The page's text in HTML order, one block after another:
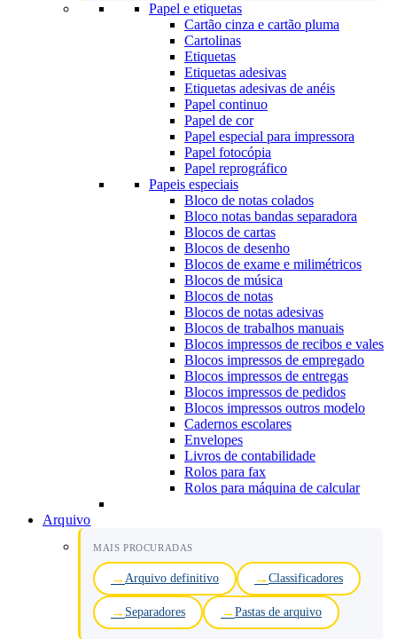
Papel e etiquetas
Cartão cinza e cartão pluma
Cartolinas
Etiquetas
Etiquetas adesivas
Etiquetas adesivas de anéis
Papel continuo
Papel de cor
Papel especial para impressora
Papel fotocópia
Papel reprográfico
Papeis especiais
Bloco de notas colados
Bloco notas bandas separadora
Blocos de cartas
Blocos de desenho
Blocos de exame e milimétricos
Blocos de música
Blocos de notas
Blocos de notas adesivas
Blocos de trabalhos manuais
Blocos impressos de recibos e vales
Blocos impressos de empregado
Blocos impressos de entregas
Blocos impressos de pedidos
Blocos impressos outros modelo
Cadernos escolares
Envelopes
Livros de contabilidade
Rolos para fax
Rolos para máquina de calcular
Arquivo
MAIS PROCURADAS
Arquivo definitivo Classificadores
Separadores Pastas de arquivo